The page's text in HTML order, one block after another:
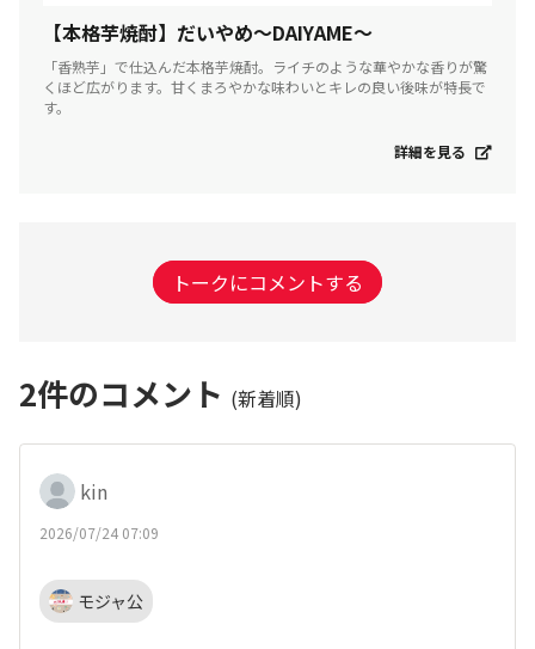
【本格芋焼酎】だいやめ～DAIYAME～
「香熟芋」で仕込んだ本格芋焼酎。ライチのような華やかな香りが驚
くほど広がります。甘くまろやかな味わいとキレの良い後味が特長で
す。
詳細を見る
トークにコメントする
2件のコメント (新着順)
kin
2026/07/24 07:09
モジャ公